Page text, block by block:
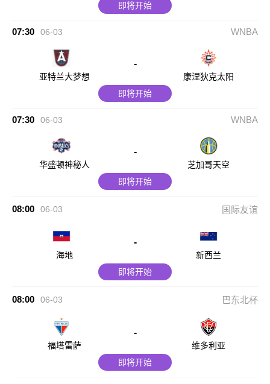
即将开始
07:30 06-03 WNBA
亚特兰大梦想
-
康涅狄克太阳
即将开始
07:30 06-03 WNBA
华盛顿神秘人
-
芝加哥天空
即将开始
08:00 06-03 国际友谊
海地
-
新西兰
即将开始
08:00 06-03 巴东北杯
福塔雷萨
-
维多利亚
即将开始